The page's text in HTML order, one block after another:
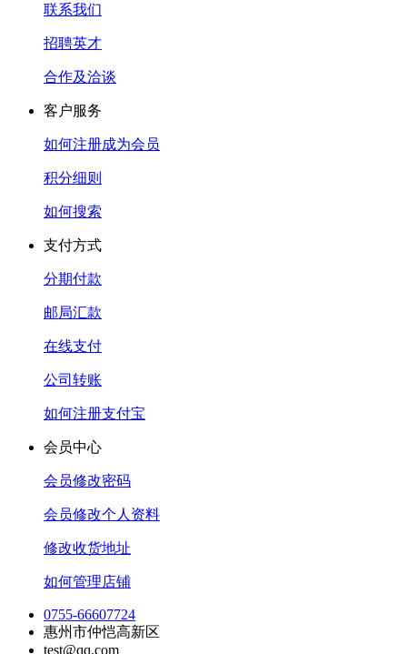
联系我们
招聘英才
合作及洽谈
客户服务
如何注册成为会员
积分细则
如何搜索
支付方式
分期付款
邮局汇款
在线支付
公司转账
如何注册支付宝
会员中心
会员修改密码
会员修改个人资料
修改收货地址
如何管理店铺
0755-66607724
惠州市仲恺高新区
test@qq.com